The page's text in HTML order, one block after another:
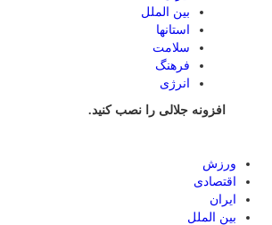
بین الملل
استانها
سلامت
فرهنگ
انرژی
افزونه جلالی را نصب کنید.
ورزش
اقتصادی
ایران
بین الملل